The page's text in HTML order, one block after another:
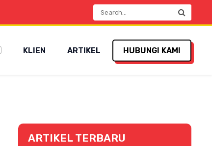
KLIEN ARTIKEL HUBUNGI KAMI
ARTIKEL TERBARU